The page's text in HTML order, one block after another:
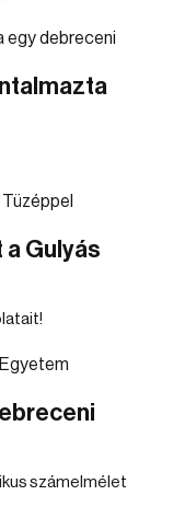
Gulyás
számelmélet